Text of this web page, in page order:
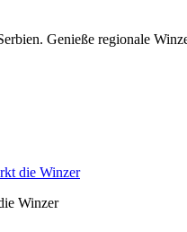
Genieße regionale
die Winzer